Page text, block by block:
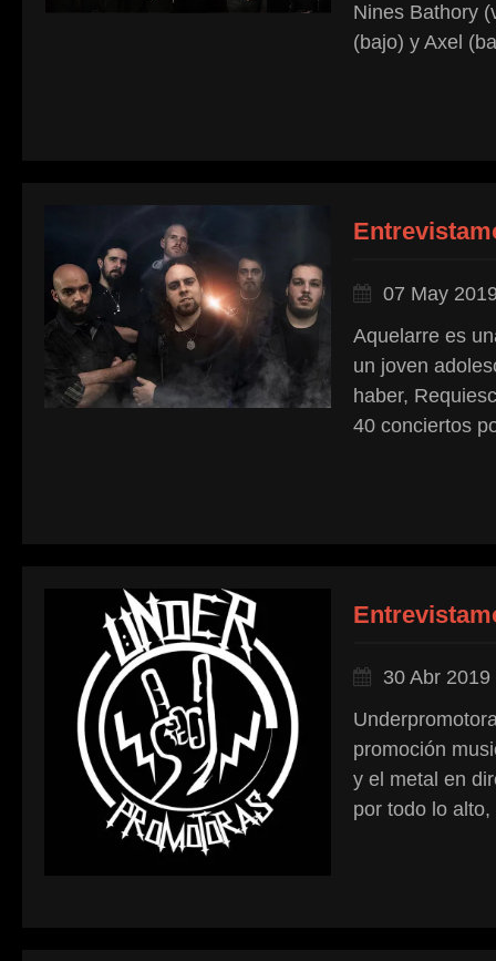
Nines Bathory
(bajo) y Axel
07 May
Aquelarre es
un joven
haber,
40 conciertos
30 Abr 2019
promoción
y el metal en
por todo lo